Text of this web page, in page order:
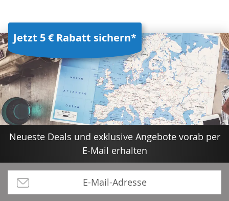
Jetzt 5 € Rabatt sichern*
Neueste Deals und exklusive Angebote vorab per
E-Mail erhalten